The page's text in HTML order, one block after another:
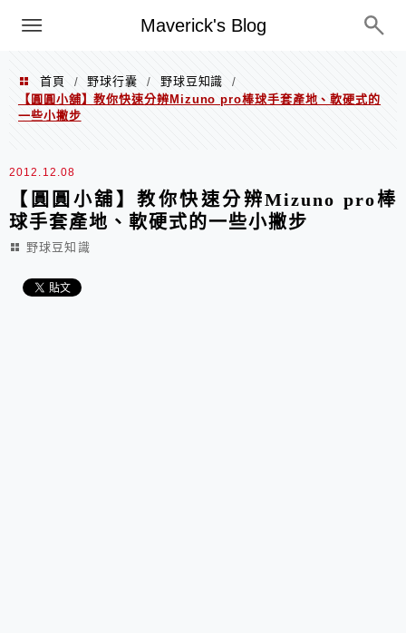
Maverick's Blog
Menu
首頁 / 野球行囊 / 野球豆知識
/
【圓圓小舖】教你快速分辨Mizuno pro棒球手套產地、軟硬式的
一些小撇步
2012.12.08
【圓圓小舖】教你快速分辨Mizuno pro棒
球手套產地、軟硬式的一些小撇步
野球豆知識